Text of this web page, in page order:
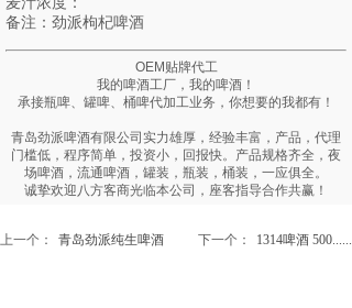
备注：劲派枸杞啤酒
OEM贴牌代工
我的啤酒工厂，我的啤酒！
承接瓶啤、罐啤、桶啤代加工业务，你想要的我都有！
青岛劲派啤酒有限公司实力雄厚，经验丰富，产品，代理
门槛低，程序简单，投资小，回报快。产品规格齐全，夜
场啤酒，流通啤酒，罐装，瓶装，桶装，一应俱全。
诚挚欢迎八方客商光临本公司，座客指导合作共赢！
上一个： 青岛劲派纯生啤酒 下一个： 1314啤酒 500......